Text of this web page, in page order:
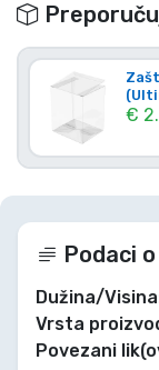
€
Podaci
Dužina/
Vrsta
Povezani